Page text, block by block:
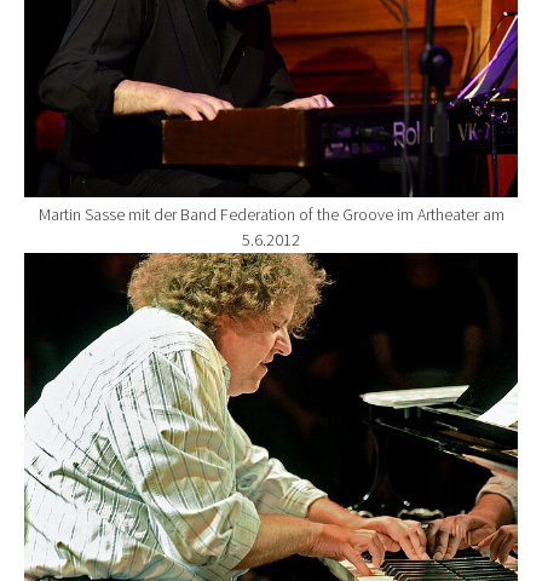
Martin Sasse mit der Band Federation of the Groove im Artheater am
5.6.2012
Show larger version for: